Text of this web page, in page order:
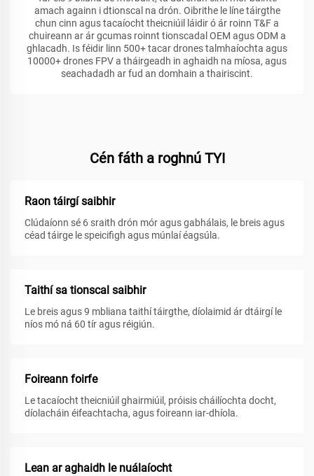
amach againn i dtionscal na drón. Oibrithe le líne táirgthe
chun cinn agus tacaíocht theicniúil láidir ó ár roinn T&F a
chuireann ar ár gcumas roinnt tionscadal OEM agus ODM a
ghlacadh. Is féidir linn 500+ tacar drones talmhaíochta agus
10000+ drones FPV a tháirgeadh in aghaidh na míosa, agus
seachadadh ar fud an domhain a thairiscint.
Cén fáth a roghnú TYI
Raon táirgí saibhir
Clúdaíonn sé 6 sraith drón mór agus gabhálais, le breis agus
céad táirge le speicifigh agus múnlaí éagsúla.
Taithí sa tionscal saibhir
Le breis agus 9 mbliana taithí táirgthe, díolaimid ár dtáirgí le
níos mó ná 60 tír agus réigiún.
Foireann foirfe
Le tacaíocht theicniúil ghairmiúil, próisis cháilíochta docht,
díolacháin éifeachtacha, agus foireann iar-dhíola.
Lean ar aghaidh le nuálaíocht